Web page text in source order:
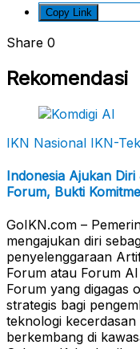
Copy Link
Share 0
Rekomendasi
IKN Nasional IKN-
Indonesia Ajukan
Forum, Bukti
GoIKN.com –
mengajukan diri
penyelenggaraan
Forum atau Forum
Forum yang digagas
strategis bagi
teknologi
berkembang di